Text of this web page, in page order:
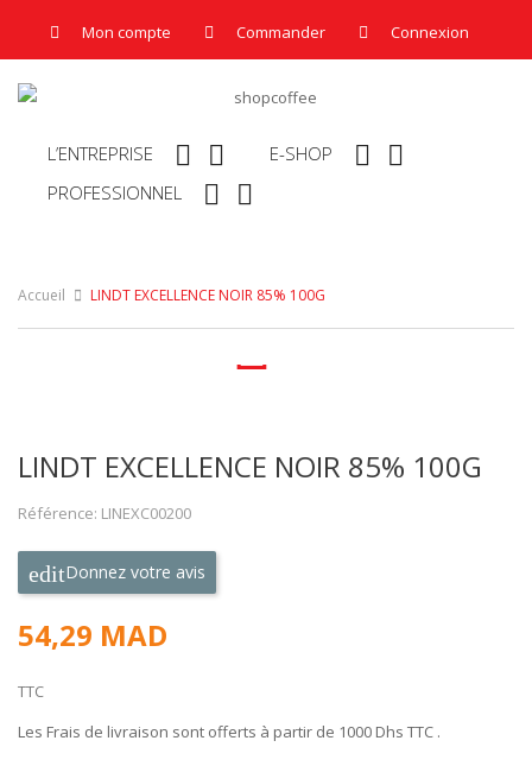
Mon compte Commander Connexion
 
L’ENTREPRISE  
E-SHOP
 
PROFESSIONNEL
Accueil LINDT EXCELLENCE NOIR 85% 100G

LINDT EXCELLENCE NOIR 85% 100G
Référence: LINEXC00200
Donnez votre avis
54,29 MAD
TTC
Les Frais de livraison sont offerts à partir de 1000 Dhs TTC .